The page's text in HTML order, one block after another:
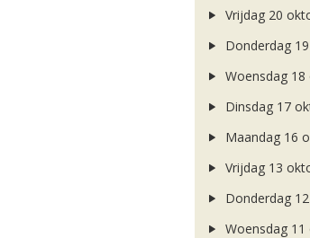
Vrijdag 20
Donderdag
Woensdag
Dinsdag 17
Maandag 16
Vrijdag 13
Donderdag
Woensdag